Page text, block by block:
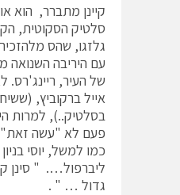
קיינן מתברר, הוא
סלטיק הסקוטית,
גלזגו, שהס
עם היריבה השנואה
של העיר, ריינג'רס.
אייל ברקוביץ,
בסלטיק..), למרות
פעם לא "עשה זאת"
כמו למשל, יוסי
ליברפול…. " סינן
גדול … " .